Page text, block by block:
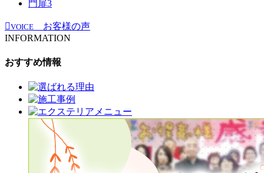
門扉3
VOICE
お客様の声
INFORMATION
おすすめ情報